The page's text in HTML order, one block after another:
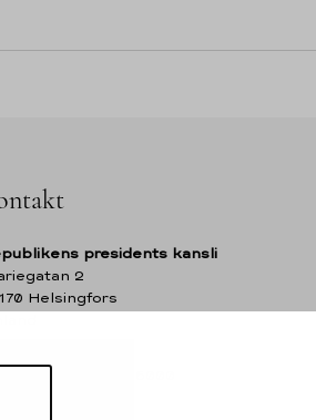
presidents kansli
2
Helsingfors